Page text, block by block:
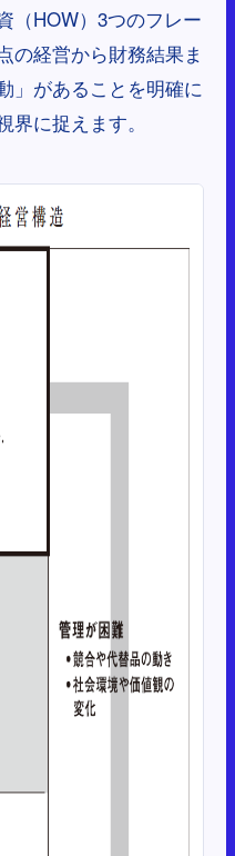
（HOW）3つのフレー
の経営から財務結果ま
」があることを明確に
に捉えます。